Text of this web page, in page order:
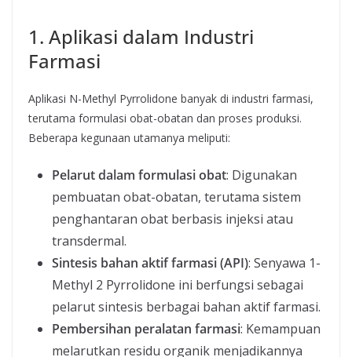
1. Aplikasi dalam Industri
Farmasi
Aplikasi N-Methyl Pyrrolidone banyak di industri farmasi,
terutama formulasi obat-obatan dan proses produksi.
Beberapa kegunaan utamanya meliputi:
Pelarut dalam formulasi obat: Digunakan
pembuatan obat-obatan, terutama sistem
penghantaran obat berbasis injeksi atau
transdermal.
Sintesis bahan aktif farmasi (API): Senyawa 1-
Methyl 2 Pyrrolidone ini berfungsi sebagai
pelarut sintesis berbagai bahan aktif farmasi.
Pembersihan peralatan farmasi: Kemampuan
melarutkan residu organik menjadikannya